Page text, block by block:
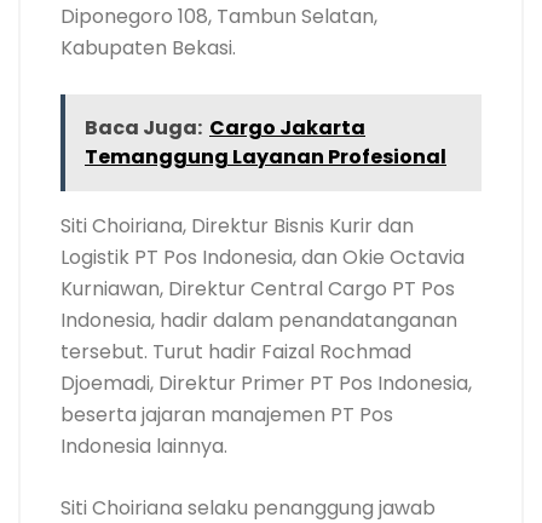
Diponegoro 108, Tambun Selatan,
Kabupaten Bekasi.
Baca Juga: Cargo Jakarta
Temanggung Layanan Profesional
Siti Choiriana, Direktur Bisnis Kurir dan
Logistik PT Pos Indonesia, dan Okie Octavia
Kurniawan, Direktur Central Cargo PT Pos
Indonesia, hadir dalam penandatanganan
tersebut. Turut hadir Faizal Rochmad
Djoemadi, Direktur Primer PT Pos Indonesia,
beserta jajaran manajemen PT Pos
Indonesia lainnya.
Siti Choiriana selaku penanggung jawab